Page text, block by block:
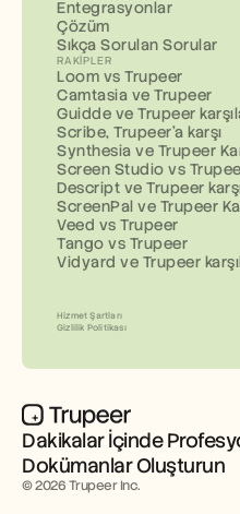
Dakikalar İçinde
Dokümanlar Oluşturun
© 2026 Trupeer Inc.
Entegrasyonlar
Çözüm
Sıkça Sorulan Sorular
RAKIPLER
Loom vs Trupeer
Camtasia ve Trupeer
Guidde ve Trupeer
Scribe, Trupeer'a karşı
Synthesia ve Trupeer
Screen Studio vs
Descript ve Trupeer
ScreenPal ve Trupeer
Veed vs Trupeer
Tango vs Trupeer
Vidyard ve Trupeer
Hizmet Şartları
Gizlilik Politikası